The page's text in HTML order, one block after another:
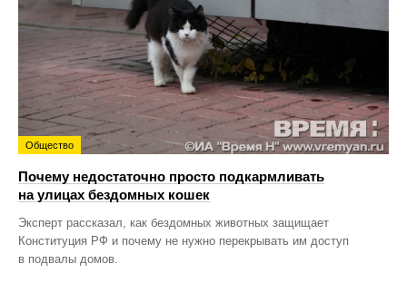
Общество
Почему недостаточно просто подкармливать
на улицах бездомных кошек
Эксперт рассказал, как бездомных животных защищает
Конституция РФ и почему не нужно перекрывать им доступ
в подвалы домов.